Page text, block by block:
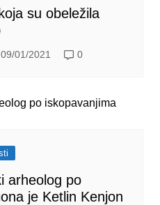
su obeležila
09/01/2021 0
arheolog po
je Ketlin Kenjon